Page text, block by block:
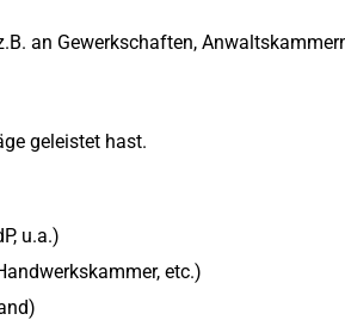
an Gewerkschaften,
geleistet hast.
u.a.)
etc.)